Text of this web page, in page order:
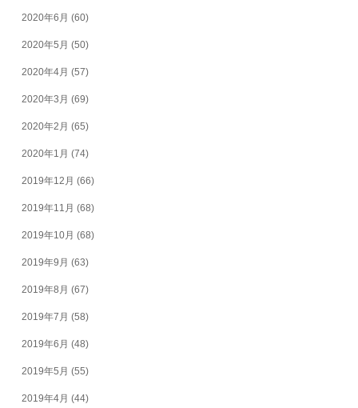
2020年6月 (60)
2020年5月 (50)
2020年4月 (57)
2020年3月 (69)
2020年2月 (65)
2020年1月 (74)
2019年12月 (66)
2019年11月 (68)
2019年10月 (68)
2019年9月 (63)
2019年8月 (67)
2019年7月 (58)
2019年6月 (48)
2019年5月 (55)
2019年4月 (44)